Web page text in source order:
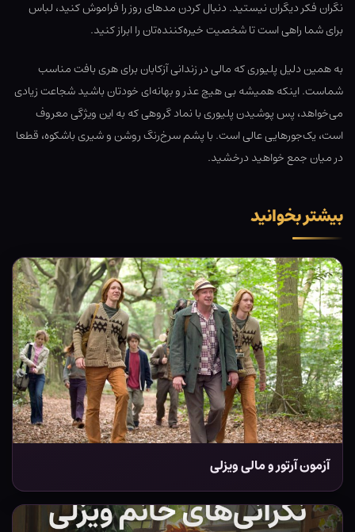
نگران فکر دیگران نیستید. دنبال کردن مدهای روز را فراموش کنید، لباس
برای شما راهی است تا شخصیت خیره‌کننده‌تان را ابراز کنید.
به همین دلیل پلیوری که مالی در زندانی آزکابان برای هری بافت مناسب
شماست. اینکه همیشه بی هیچ عذر و بهانه‌ای خودتان باشید شجاعت زیادی
می‌خواهد، پس پوشیدن پلیوری با نماد گروهی که به این ویژگی معروف
است، یک‌جورهایی عالی است. با پشم سرخ‌رنگ روشن و شیری باشکوه، قطعا
در میان جمع خواهید درخشید.
بیشتر بخوانید
آزمون آرتور و مالی ویزلی